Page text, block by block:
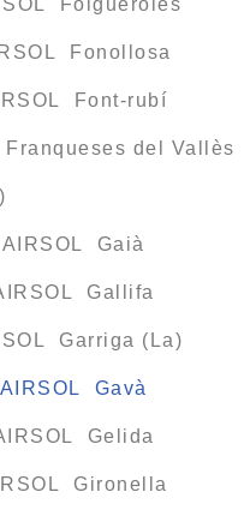
Folgueroles
Fonollosa
Font-rubí
del Vallès
Gaià
Gallifa
Garriga (La)
Gavà
Gelida
Gironella